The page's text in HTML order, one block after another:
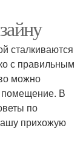
сталкиваются
с правильным
можно
помещение. В
по
прихожую